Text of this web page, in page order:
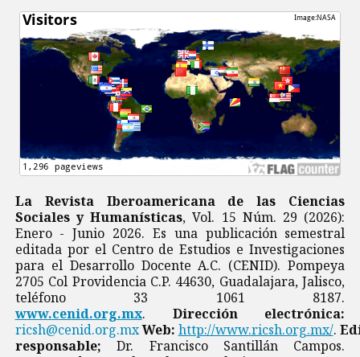
La Revista Iberoamericana de las Ciencias
Sociales y Humanísticas, Vol. 15 Núm. 29 (2026):
Enero - Junio 2026. Es una publicación semestral
editada por el Centro de Estudios e Investigaciones
para el Desarrollo Docente A.C. (CENID). Pompeya
2705 Col Providencia C.P. 44630, Guadalajara, Jalisco,
teléfono 33 1061 8187.
www.cenid.org.mx. Dirección electrónica:
ricsh@cenid.org.mxWeb: http://www.ricsh.org.mx/.
responsable; Dr. Francisco Santillán Campos.